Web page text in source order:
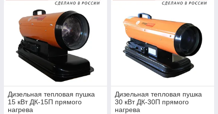
который затем и поступает в помещение.
Дизельная тепловая пушка
15 кВт ДК-15П прямого
нагрева
Дизельная тепловая пушка
30 кВт ДК-30П прямого
нагрева